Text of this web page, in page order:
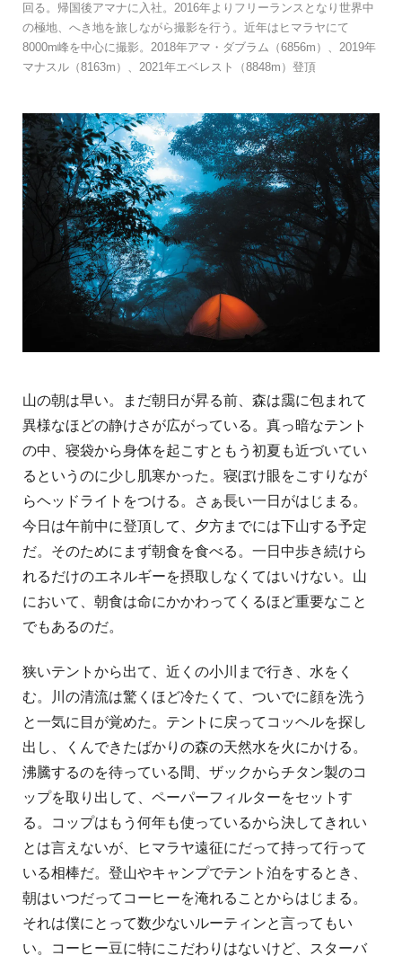
回る。帰国後アマナに入社。2016年よりフリーランスとなり世界中
の極地、へき地を旅しながら撮影を行う。近年はヒマラヤにて
8000m峰を中心に撮影。2018年アマ・ダブラム（6856m）、2019年
マナスル（8163m）、2021年エベレスト（8848m）登頂
山の朝は早い。まだ朝日が昇る前、森は靄に包まれて
異様なほどの静けさが広がっている。真っ暗なテント
の中、寝袋から身体を起こすともう初夏も近づいてい
るというのに少し肌寒かった。寝ぼけ眼をこすりなが
らヘッドライトをつける。さぁ長い一日がはじまる。
今日は午前中に登頂して、夕方までには下山する予定
だ。そのためにまず朝食を食べる。一日中歩き続けら
れるだけのエネルギーを摂取しなくてはいけない。山
において、朝食は命にかかわってくるほど重要なこと
でもあるのだ。
狭いテントから出て、近くの小川まで行き、水をく
む。川の清流は驚くほど冷たくて、ついでに顔を洗う
と一気に目が覚めた。テントに戻ってコッヘルを探し
出し、くんできたばかりの森の天然水を火にかける。
沸騰するのを待っている間、ザックからチタン製のコ
ップを取り出して、ペーパーフィルターをセットす
る。コップはもう何年も使っているから決してきれい
とは言えないが、ヒマラヤ遠征にだって持って行って
いる相棒だ。登山やキャンプでテント泊をするとき、
朝はいつだってコーヒーを淹れることからはじまる。
それは僕にとって数少ないルーティンと言ってもい
い。コーヒー豆に特にこだわりはないけど、スターバ